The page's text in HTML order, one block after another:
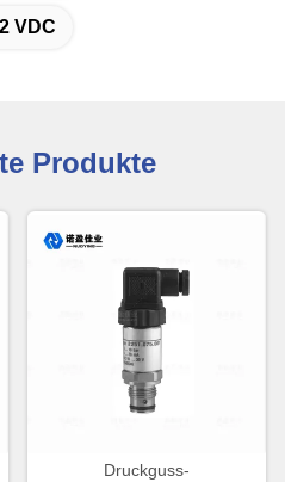
VDC
Produkte
Druckguss-